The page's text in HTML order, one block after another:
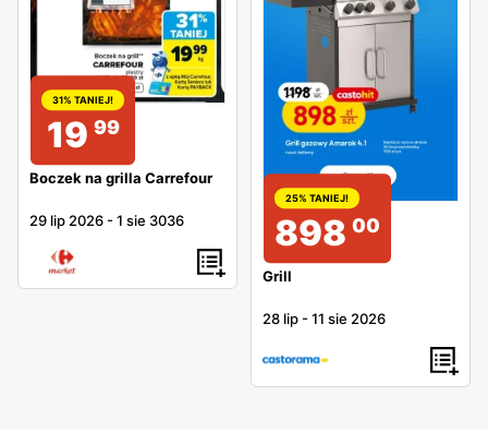
31% TANIEJ!
19 99
Boczek na grilla Carrefour
29 lip 2026 -1 sie 3036
25% TANIEJ!
898 00
Grill
28 lip -11 sie 2026